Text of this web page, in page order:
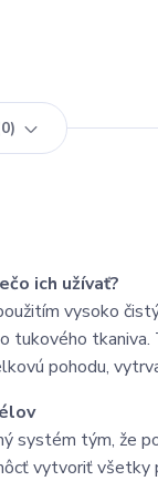
0
ich užívať?
vysoko
tukového
pohodu,
systém tým, že
vytvoriť